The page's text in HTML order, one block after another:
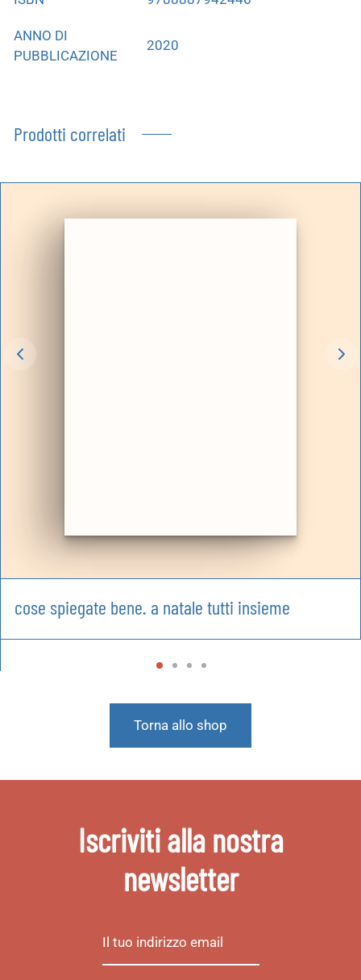
ANNO DI
PUBBLICAZIONE
2020
Prodotti correlati
cose spiegate bene. a natale tutti insieme
Torna allo shop
Iscriviti alla nostra
newsletter